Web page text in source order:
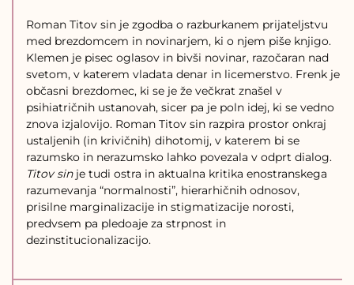
Roman Titov sin je zgodba o razburkanem prijateljstvu
med brezdomcem in novinarjem, ki o njem piše knjigo.
Klemen je pisec oglasov in bivši novinar, razočaran nad
svetom, v katerem vladata denar in licemerstvo. Frenk je
občasni brezdomec, ki se je že večkrat znašel v
psihiatričnih ustanovah, sicer pa je poln idej, ki se vedno
znova izjalovijo. Roman Titov sin razpira prostor onkraj
ustaljenih (in krivičnih) dihotomij, v katerem bi se
razumsko in nerazumsko lahko povezala v odprt dialog.
Titov sinje tudi ostra in aktualna kritika enostranskega
razumevanja “normalnosti”, hierarhičnih odnosov,
prisilne marginalizacije in stigmatizacije norosti,
predvsem pa pledoaje za strpnost in
dezinstitucionalizacijo.